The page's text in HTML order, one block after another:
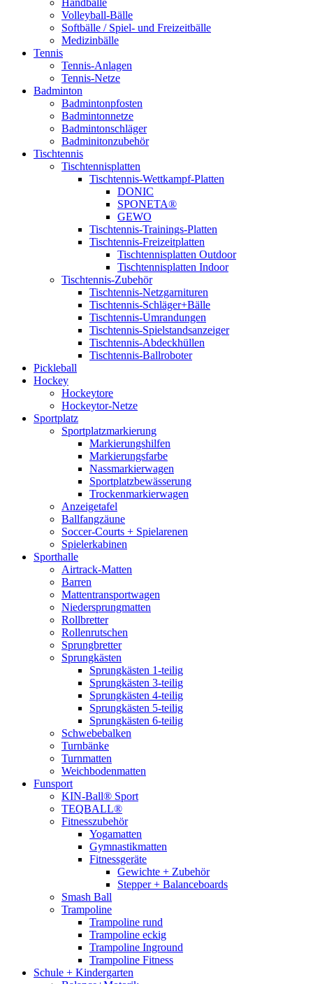
Handbälle
Volleyball-Bälle
Softbälle / Spiel- und Freizeitbälle
Medizinbälle
Tennis
Tennis-Anlagen
Tennis-Netze
Badminton
Badmintonpfosten
Badmintonnetze
Badmintonschläger
Badminitonzubehör
Tischtennis
Tischtennisplatten
Tischtennis-Wettkampf-Platten
DONIC
SPONETA®
GEWO
Tischtennis-Trainings-Platten
Tischtennis-Freizeitplatten
Tischtennisplatten Outdoor
Tischtennisplatten Indoor
Tischtennis-Zubehör
Tischtennis-Netzgarnituren
Tischtennis-Schläger+Bälle
Tischtennis-Umrandungen
Tischtennis-Spielstandsanzeiger
Tischtennis-Abdeckhüllen
Tischtennis-Ballroboter
Pickleball
Hockey
Hockeytore
Hockeytor-Netze
Sportplatz
Sportplatzmarkierung
Markierungshilfen
Markierungsfarbe
Nassmarkierwagen
Sportplatzbewässerung
Trockenmarkierwagen
Anzeigetafel
Ballfangzäune
Soccer-Courts + Spielarenen
Spielerkabinen
Sporthalle
Airtrack-Matten
Barren
Mattentransportwagen
Niedersprungmatten
Rollbretter
Rollenrutschen
Sprungbretter
Sprungkästen
Sprungkästen 1-teilig
Sprungkästen 3-teilig
Sprungkästen 4-teilig
Sprungkästen 5-teilig
Sprungkästen 6-teilig
Schwebebalken
Turnbänke
Turnmatten
Weichbodenmatten
Funsport
KIN-Ball® Sport
TEQBALL®
Fitnesszubehör
Yogamatten
Gymnastikmatten
Fitnessgeräte
Gewichte + Zubehör
Stepper + Balanceboards
Smash Ball
Trampoline
Trampoline rund
Trampoline eckig
Trampoline Inground
Trampoline Fitness
Schule + Kindergarten